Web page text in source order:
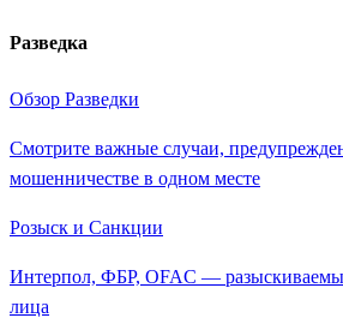
Разведка
Обзор Разведки
Смотрите важные случаи,
мошенничестве в одном месте
Розыск и Санкции
Интерпол, ФБР, OFAC —
лица